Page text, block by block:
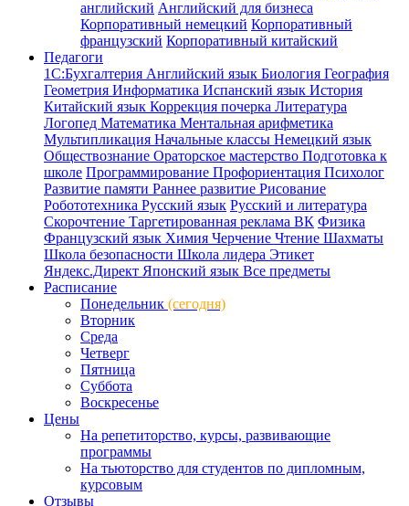
английский Английский для бизнеса
Корпоративный немецкий Корпоративный
французский Корпоративный китайский
Педагоги
1С:Бухгалтерия Английский язык Биология География
Геометрия Информатика Испанский язык История
Китайский язык Коррекция почерка Литература
Логопед Математика Ментальная арифметика
Мультипликация Начальные классы Немецкий язык
Обществознание Ораторское мастерство Подготовка к
школе Программирование Профориентация Психолог
Развитие памяти Раннее развитие Рисование
Робототехника Русский язык Русский и литература
Скорочтение Таргетированная реклама ВК Физика
Французский язык Химия Черчение Чтение Шахматы
Школа безопасности Школа лидера Этикет
Яндекс.Директ Японский язык Все предметы
Расписание
Понедельник (сегодня)
Вторник
Среда
Четверг
Пятница
Суббота
Воскресенье
Цены
На репетиторство, курсы, развивающие
программы
На тьюторство для студентов по дипломным,
курсовым
Отзывы